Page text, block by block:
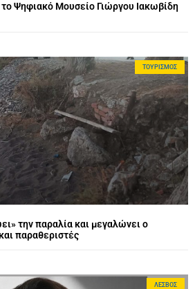
το Ψηφιακό Μουσείο Γιώργου Ιακωβίδη
ΤΟΥΡΙΣΜΌΣ
την παραλία και μεγαλώνει ο
παραθεριστές
ΛΈΣΒΟΣ